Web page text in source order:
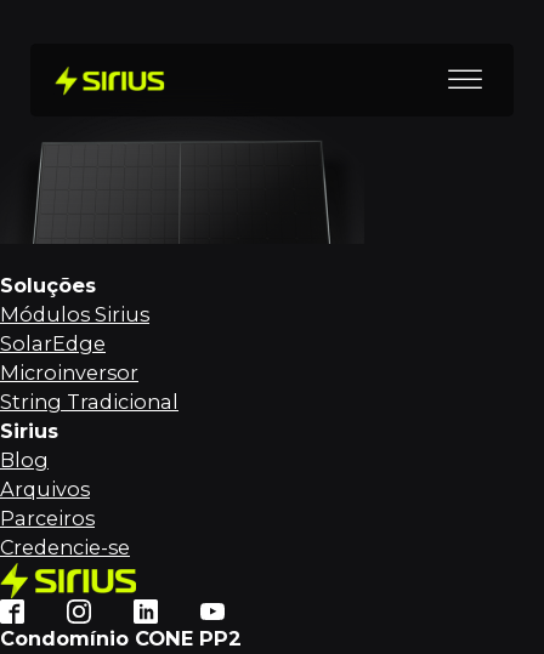
Condomínio CONE PP2
Sirius
Blog
Arquivos
Parceiros
Credencie-se
Soluções
Módulos Sirius
SolarEdge
Microinversor
String Tradicional